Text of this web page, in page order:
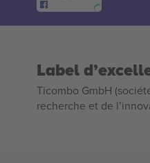
Label
Ticombo GmbH
recherche et de